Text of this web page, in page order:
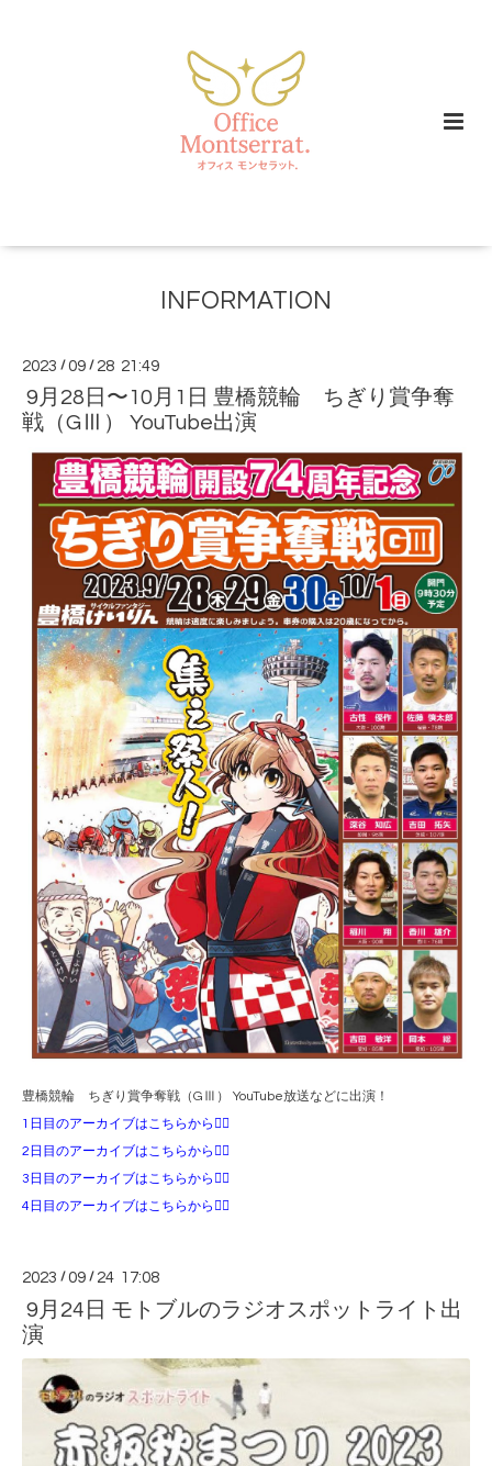
INFORMATION
2023 /09 / 28 21:49
9月28日〜10月1日 豊橋競輪 ちぎり賞争奪
戦（GⅢ） YouTube出演
豊橋競輪 ちぎり賞争奪戦（GⅢ） YouTube放送などに出演！
1日目のアーカイブはこちらから💁‍♀️
2日目のアーカイブはこちらから💁‍♀️
3日目のアーカイブはこちらから💁‍♀️
4日目のアーカイブはこちらから💁‍♀️
2023 /09 / 24 17:08
9月24日 モトブルのラジオスポットライト出
演